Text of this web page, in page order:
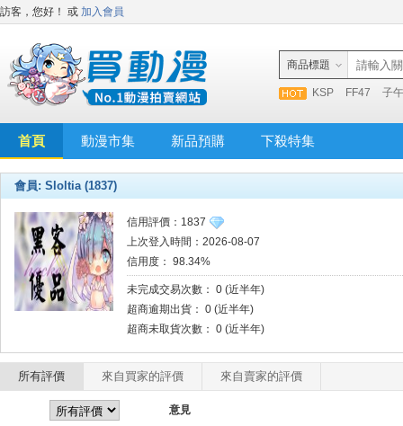
訪客，您好！ 或 加入會員
商品標題
KSP FF47 子
首頁 動漫市集 新品預購 下殺特集
會員: Sloltia (1837)
信用評價：1837
上次登入時間：2026-08-07
信用度： 98.34%
未完成交易次數： 0 (近半年)
超商逾期出貨： 0 (近半年)
超商未取貨次數： 0 (近半年)
所有評價 來自買家的評價 來自賣家的評價
意見